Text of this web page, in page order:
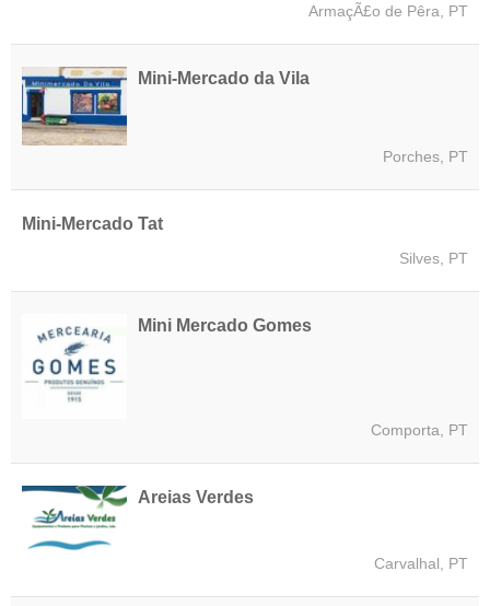
ArmaçÃ£o de Pêra, PT
Mini-Mercado da Vila
Porches, PT
Mini-Mercado Tat
Silves, PT
Mini Mercado Gomes
Comporta, PT
Areias Verdes
Carvalhal, PT